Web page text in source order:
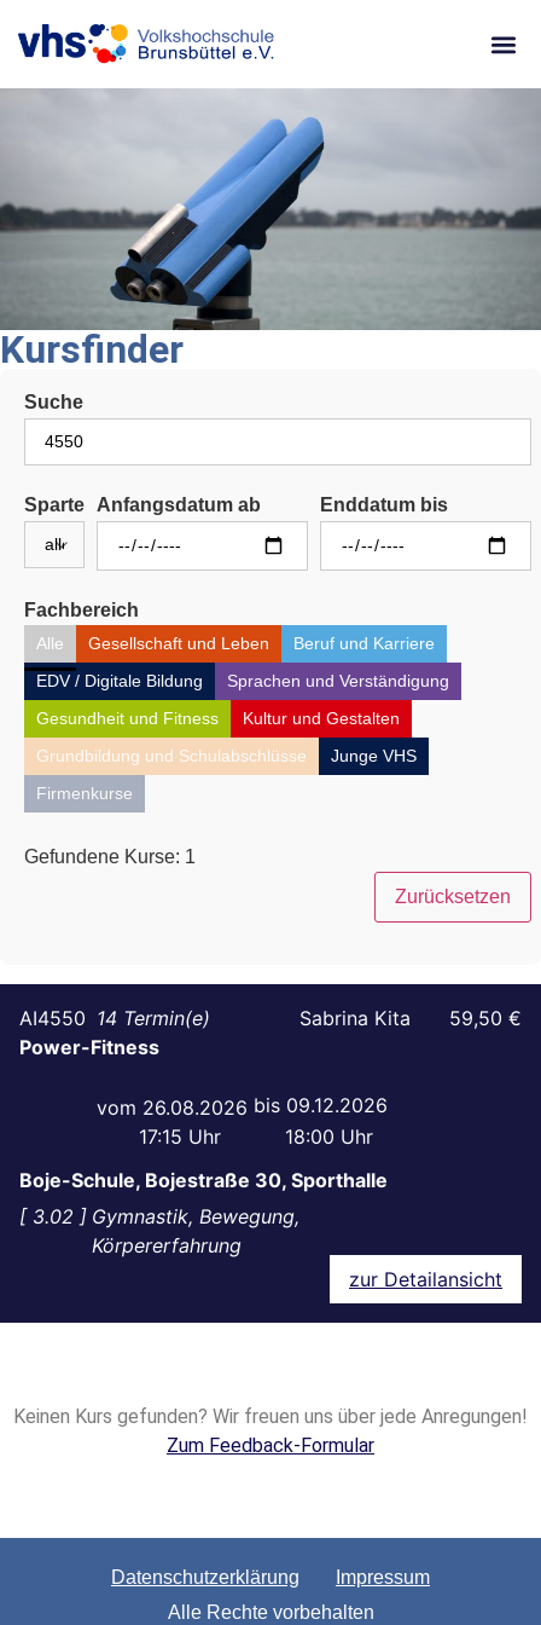
Kursfinder
Suche
Sparte Anfangsdatum ab Enddatum bis
Fachbereich
Alle Gesellschaft und Leben
Beruf und Karriere
EDV / Digitale Bildung
Sprachen und Verständigung
Gesundheit und Fitness
Kultur und Gestalten
Grundbildung und Schulabschlüsse
Junge VHS
Firmenkurse
Gefundene Kurse: 1
Zurücksetzen
Power-Fitness
AI4550
zur Detailansicht
14
26.08.2026
17:15
09.12.2026
18:00
Boje-Schule, Bojestraße 30, Sporthalle
3.02
Gymnastik, Bewegung,
Körpererfahrung
Sabrina Kita 59,50 €
Keinen Kurs gefunden? Wir freuen uns über jede Anregungen!
Zum Feedback-Formular
Datenschutzerklärung
Impressum
Alle Rechte vorbehalten